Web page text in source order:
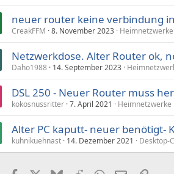
neuer router keine verbindung
CreakFFM 8. November 2023
Netzwerkdose. Alter Router ok,
Daho1988 14. September 2023
DSL 250 - Neuer Router muss her
kokosnussritter 7. April 2021
Alter PC kaputt- neuer benötigt-
kuhnikuehnast 14. Dezember 2021 Desktop-